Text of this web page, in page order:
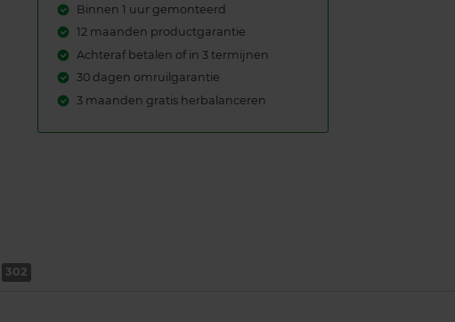
Binnen 1 uur gemonteerd
12 maanden productgarantie
Achteraf betalen of in 3 termijnen
30 dagen omruilgarantie
3 maanden gratis herbalanceren
302